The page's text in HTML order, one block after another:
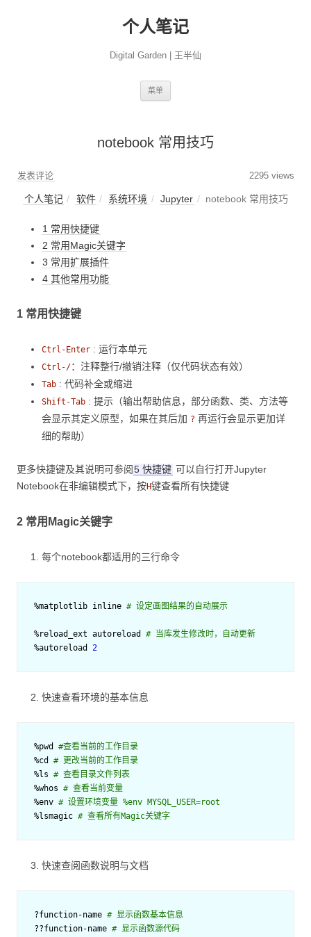
个人笔记
Digital Garden | 王半仙
菜单
notebook 常用技巧
发表评论 2295 views
个人笔记 软件 系统环境 Jupyter notebook 常用技巧
1 常用快捷键
2 常用Magic关键字
3 常用扩展插件
4 其他常用功能
1 常用快捷键
Ctrl-Enter : 运行本单元
Ctrl-/：注释整行/撤销注释（仅代码状态有效）
Tab : 代码补全或缩进
Shift-Tab : 提示（输出帮助信息，部分函数、类、方法等
会显示其定义原型，如果在其后加 ? 再运行会显示更加详
细的帮助）
更多快捷键及其说明可参阅 5 快捷键 可以自行打开Jupyter
Notebook在非编辑模式下，按H键查看所有快捷键
2 常用Magic关键字
每个notebook都适用的三行命令
%matplotlib inline # 设定画图结果的自动展示
%reload_ext autoreload
# 当库发生修改时，自动更新
%autoreload 2
快速查看环境的基本信息
%pwd
#查看当前的工作目录
%cd
# 更改当前的工作目录
%ls # 查看目录文件列表
%whos # 查看当前变量
%env # 设置环境变量 %env MYSQL_USER=root
%lsmagic # 查看所有Magic关键字
快速查阅函数说明与文档
?function-name # 显示函数基本信息
??function-name # 显示函数源代码